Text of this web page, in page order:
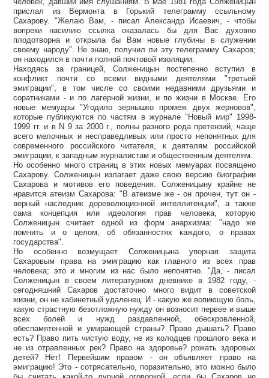
прислал из Вермонта в Горький телеграмму ссыльному
Сахарову. "Желаю Вам, - писал Александр Исаевич, - чтобы
вопреки насилию ссылка оказалась бы для Вас духовно
плодотворна и открыла бы Вам новые глубины в служении
своему народу". Не знаю, получил ли эту телеграмму Сахаров;
он находился в почти полной почтовой изоляции.
Находясь за границей, Солженицын постепенно вступил в
конфликт почти со всеми видными деятелями "третьей
эмиграции", в том числе со своими недавними друзьями и
соратниками - и по лагерной жизни, и по жизни в Москве. Его
новые мемуары "Угодило зернышко промеж двух жерновов",
которые публикуются по частям в журнале "Новый мир" 1998-
1999 гг. и в N 9 за 2000 г., полны разного рода претензий, чаще
всего мелочных и несправедливых или просто непонятных для
современного российского читателя, к деятелям российской
эмиграции, к западным журналистам и общественным деятелям.
Но особенно много страниц в этих новых мемуарах посвящено
Сахарову. Солженицын излагает даже свою версию биографии
Сахарова и мотивов его поведения. Солженицыну крайне не
нравится атеизм Сахарова: "В атеизме же - он прочен, тут он -
верный наследник дореволюционной интеллигенции", а также
сама концепция или идеология прав человека, которую
Солженицын считает одной из форм анархизма: "надо же
помнить и о целом, об обязанностях каждого, о правах
государства".
Но особенно возмущает Солженицына упорная защита
Сахаровым права на эмиграцию как главного из всех прав
человека; это и многим из нас было непонятно. "Да, - писал
Солженицын в своем литературном дневнике в 1982 году, -
сегодняшний Сахаров достаточно много видит в советской
жизни, он не кабинетный удаленец. И - какую же вопиющую боль,
какую страстную безотложную нужду он возносит первее и выше
всех болей и нужд раздавленной, обескровленной,
обеспамятенной и умирающей страны? Право дышать? Право
есть? Право пить чистую воду, не из колодцев прошлого века и
не из отравленных рек? Право на здоровье? рожать здоровых
детей? Нет! Первейшим правом - он объявляет право на
эмиграцию! Это - сотрясательно, поразительно, это можно было